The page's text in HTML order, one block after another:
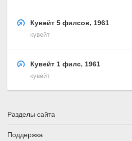
Кувейт 5 филсов, 1961
кувейт
Кувейт 1 филс, 1961
кувейт
Разделы сайта
Поддержка